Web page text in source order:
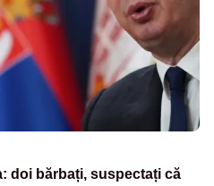
doi bărbați, suspectați că